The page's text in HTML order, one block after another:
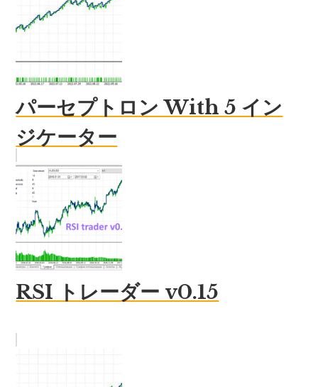
パーセプトロン With 5 イン
ジケーター
RSI トレーダー v0.15